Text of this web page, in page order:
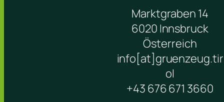
Marktgraben 14
6020 Innsbruck
Österreich
info[at]gruenzeug.tir
ol
+43 676 671 3660